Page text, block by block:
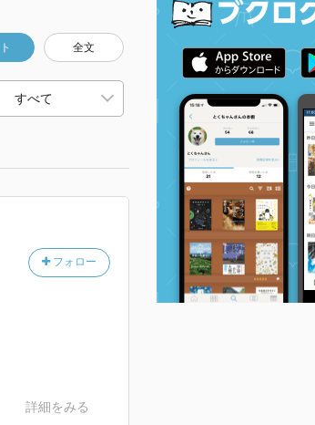
全文
フォロー
詳細をみる